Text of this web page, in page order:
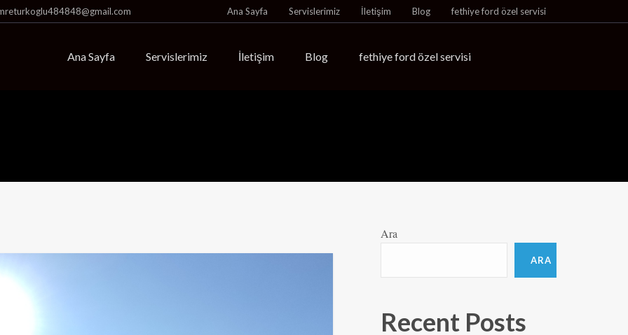
Ana Sayfa Servislerimiz İletişim Blog fethiye ford özel servisi
Ana Sayfa Servislerimiz İletişim Blog fethiye ford özel servisi
Ara
ARA
Recent Posts